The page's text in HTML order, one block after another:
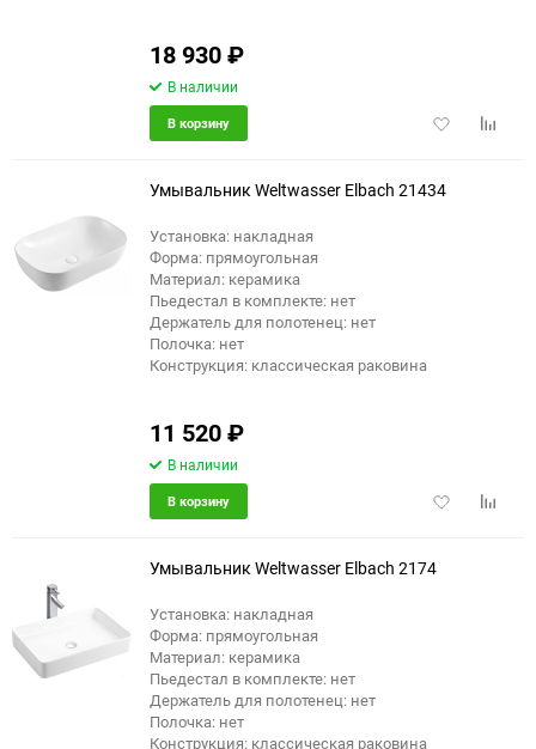
18 930₽
В наличии
Добавить
В корзину
Умывальник Weltwasser Elbach 21434
Установка: накладная
Форма: прямоугольная
Материал: керамика
Пьедестал в комплекте: нет
Держатель для полотенец: нет
Полочка: нет
Конструкция: классическая раковина
11 520₽
В наличии
Добавить
В корзину
Умывальник Weltwasser Elbach 2174
Установка: накладная
Форма: прямоугольная
Материал: керамика
Пьедестал в комплекте: нет
Держатель для полотенец: нет
Полочка: нет
Конструкция: классическая раковина